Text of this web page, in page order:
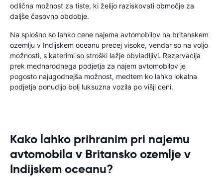
odlična možnost za tiste, ki želijo raziskovati območje za
daljše časovno obdobje.
Na splošno so lahko cene najema avtomobilov na britanskem
ozemlju v Indijskem oceanu precej visoke, vendar so na voljo
možnosti, s katerimi so stroški lažje obvladljivi. Rezervacija
prek mednarodnega podjetja za najem avtomobilov je
pogosto najugodnejša možnost, medtem ko lahko lokalna
podjetja ponudijo bolj luksuzna vozila po višji ceni.
Kako lahko prihranim pri najemu
avtomobila v Britansko ozemlje v
Indijskem oceanu?